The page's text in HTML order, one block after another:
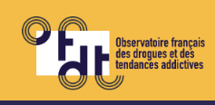
Accueil Retour